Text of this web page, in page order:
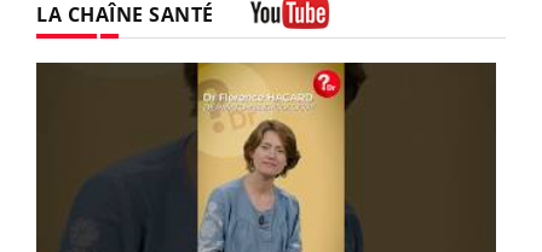
LA CHAÎNE SANTÉ